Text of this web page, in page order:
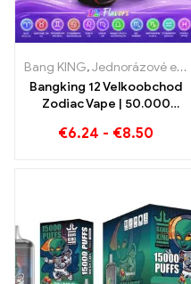
Bang KING,Jednorázové e-cigarety
Bangking 12 Velkoobchod
Zodiac Vape | 50.000
€6.24 - €8.50